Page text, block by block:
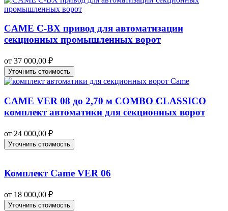
CAME C-BX привод для автоматизации
секционных промышленных ворот
от 37 000,00 ₽
Уточнить стоимость
CAME VER 08 до 2,70 м COMBO CLASSICO
комплект автоматики для секционных ворот
от 24 000,00 ₽
Уточнить стоимость
Комплект Came VER 06
от 18 000,00 ₽
Уточнить стоимость